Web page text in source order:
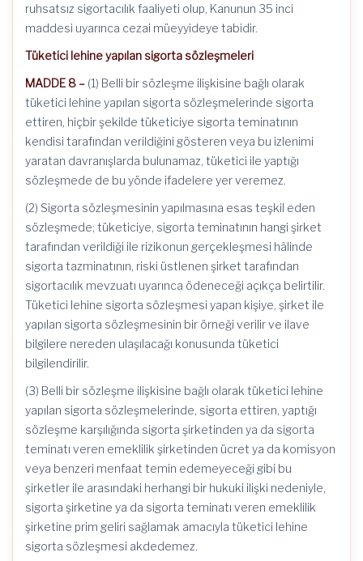
ruhsatsız sigortacılık faaliyeti olup, Kanunun 35 inci
maddesi uyarınca cezai müeyyideye tabidir.
Tüketici lehine yapılan sigorta sözleşmeleri
MADDE 8 – (1) Belli bir sözleşme ilişkisine bağlı olarak
tüketici lehine yapılan sigorta sözleşmelerinde sigorta
ettiren, hiçbir şekilde tüketiciye sigorta teminatının
kendisi tarafından verildiğini gösteren veya bu izlenimi
yaratan davranışlarda bulunamaz, tüketici ile yaptığı
sözleşmede de bu yönde ifadelere yer veremez.
(2) Sigorta sözleşmesinin yapılmasına esas teşkil eden
sözleşmede; tüketiciye, sigorta teminatının hangi şirket
tarafından verildiği ile rizikonun gerçekleşmesi hâlinde
sigorta tazminatının, riski üstlenen şirket tarafından
sigortacılık mevzuatı uyarınca ödeneceği açıkça belirtilir.
Tüketici lehine sigorta sözleşmesi yapan kişiye, şirket ile
yapılan sigorta sözleşmesinin bir örneği verilir ve ilave
bilgilere nereden ulaşılacağı konusunda tüketici
bilgilendirilir.
(3) Belli bir sözleşme ilişkisine bağlı olarak tüketici lehine
yapılan sigorta sözleşmelerinde, sigorta ettiren, yaptığı
sözleşme karşılığında sigorta şirketinden ya da sigorta
teminatı veren emeklilik şirketinden ücret ya da komisyon
veya benzeri menfaat temin edemeyeceği gibi bu
şirketler ile arasındaki herhangi bir hukuki ilişki nedeniyle,
sigorta şirketine ya da sigorta teminatı veren emeklilik
şirketine prim geliri sağlamak amacıyla tüketici lehine
sigorta sözleşmesi akdedemez.